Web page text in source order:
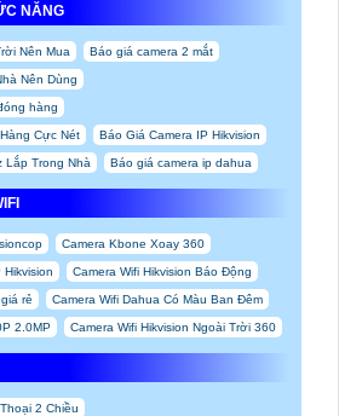
NĂNG
Nên Mua Báo giá camera 2 mắt
Nên Dùng
hàng
Cực Nét Báo Giá Camera IP Hikvision
Lắp Trong Nhà Báo giá camera ip dahua
Camera Kbone Xoay 360
Hikvision Camera Wifi Hikvision Báo Động
rẻ Camera Wifi Dahua Có Màu Ban Đêm
2.0MP Camera Wifi Hikvision Ngoài Trời 360
2 Chiều